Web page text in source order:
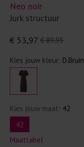
Neo noir
Jurk structuur
€ 89,95
€ 53,97
Kies jouw kleur: D.Bruin
Kies jouw maat: 42
42
Maattabel